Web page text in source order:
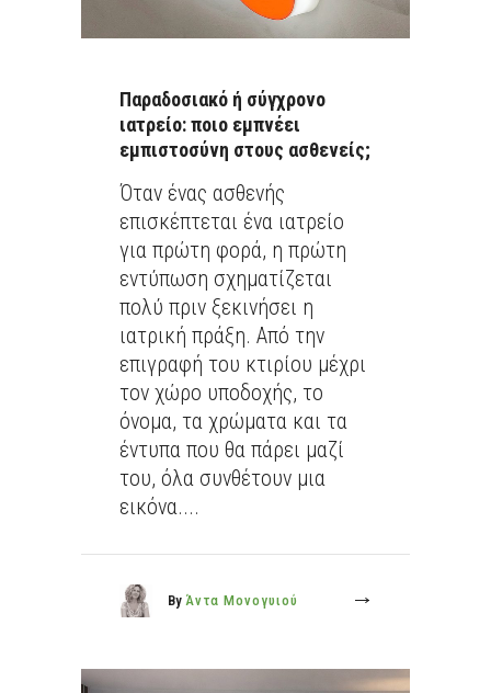
Παραδοσιακό ή σύγχρονο
ιατρείο: ποιο εμπνέει
εμπιστοσύνη στους ασθενείς;
Όταν ένας ασθενής
επισκέπτεται ένα ιατρείο
για πρώτη φορά, η πρώτη
εντύπωση σχηματίζεται
πολύ πριν ξεκινήσει η
ιατρική πράξη. Από την
επιγραφή του κτιρίου μέχρι
τον χώρο υποδοχής, το
όνομα, τα χρώματα και τα
έντυπα που θα πάρει μαζί
του, όλα συνθέτουν μια
εικόνα....
By Άντα Μονογυιού
More